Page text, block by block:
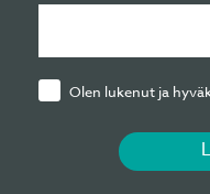
Olen lukenut ja